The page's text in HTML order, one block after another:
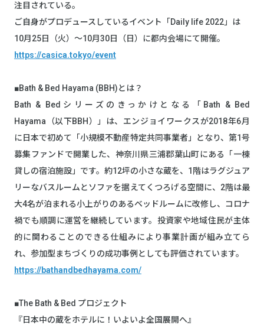
注目されている。
ご自身がプロデュースしているイベント「Daily life 2022」は
10月25日（火）～10月30日（日）に都内会場にて開催。
https://casica.tokyo/event
■Bath & Bed Hayama (BBH)とは？
Bath & Bedシリーズのきっかけとなる「Bath & Bed
Hayama（以下BBH）」は、エンジョイワークスが2018年6月
に日本で初めて「小規模不動産特定共同事業者」となり、第1号
募集ファンドで開業した、神奈川県三浦郡葉山町にある「一棟
貸しの宿泊施設」です。約12坪の小さな蔵を、1階はラグジュア
リーなバスルームとソファを据えてくつろげる空間に、2階は最
大4名が泊まれる小上がりのあるベッドルームに改修し、コロナ
禍でも順調に運営を継続しています。投資家や地域住民が主体
的に関わることのできる仕組みにより事業計画が組み立てら
れ、参加型まちづくりの成功事例としても評価されています。
https://bathandbedhayama.com/
■The Bath & Bed プロジェクト
『日本中の蔵をホテルに！いよいよ全国展開へ』